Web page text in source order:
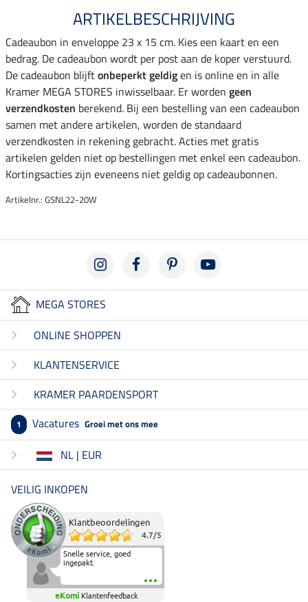
ARTIKELBESCHRIJVING
Cadeaubon in enveloppe 23 x 15 cm. Kies een kaart en een
bedrag. De cadeaubon wordt per post aan de koper verstuurd.
De cadeaubon blijftonbeperkt geldigen is online en in alle
Kramer MEGA STORES inwisselbaar. Er worden geen
verzendkosten berekend. Bij een bestelling van een cadeaubon
samen met andere artikelen, worden de standaard
verzendkosten in rekening gebracht. Acties met gratis
artikelen gelden niet op bestellingen met enkel een cadeaubon.
Kortingsacties zijn eveneens niet geldig op cadeaubonnen.
Artikelnr.: GSNL22-20W
MEGA STORES
ONLINE SHOPPEN
KLANTENSERVICE
KRAMER PAARDENSPORT
1 Vacatures Groei met ons mee
NL | EUR
VEILIG INKOPEN
Klantbeoordelingen
4.7/5
Snelle service, goed
ingepakt.
eKomi Klantenfeedback